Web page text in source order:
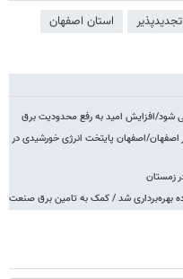
استان اصفهان
شود/افزایش امید به رفع محدودیت برق
اصفهان/اصفهان پایتخت انرژی خورشیدی در
زمستان